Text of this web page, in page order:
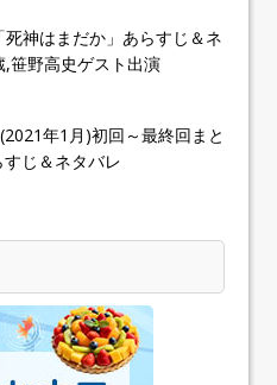
神はまだか」あらすじ＆ネ
,笹野高史ゲスト出演
年1月)初回～最終回まと
じ＆ネタバレ